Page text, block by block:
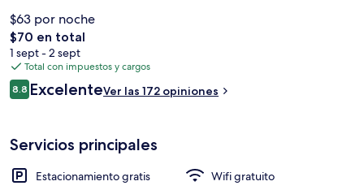
$63 por noche
El
precio
total
es
de
$70 en total
1 sept - 2 sept
Total con impuestos y cargos
Opiniones
8.88.8 de 10,
ExcelenteVer las 172 opiniones
Servicios principales
Estacionamiento gratis
Wifi gratuito